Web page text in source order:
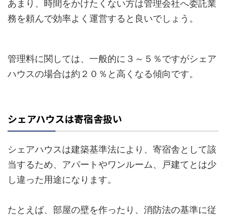
あまり、時間をかけたくない方は管理会社へ委託業
務を頼んで効率よく運営すると良いでしょう。
管理料に関しては、一般的に３～５％ですがシェア
ハウスの場合は約２０％と高くなる傾向です。
シェアハウスは寄宿舎扱い
シェアハウスは建築基準法により、寄宿舎として該
当するため、アパートやワンルーム、戸建てとは少
し違った用途になります。
たとえば、部屋の壁を作ったり、消防法の基準に従